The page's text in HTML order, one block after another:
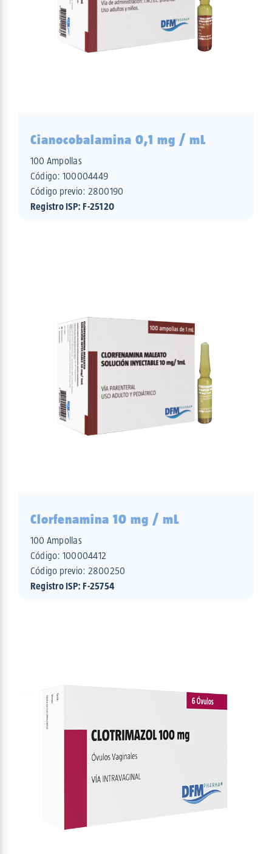
Cianocobalamina 0,1 mg / mL
100 Ampollas
Código: 100004449
Código previo: 2800190
Registro ISP: F-25120
Clorfenamina 10 mg / mL
100 Ampollas
Código: 100004412
Código previo: 2800250
Registro ISP: F-25754